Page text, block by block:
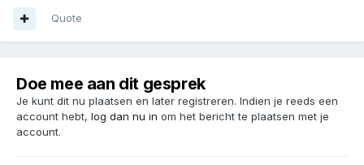
Quote
Doe mee aan dit gesprek
Je kunt dit nu plaatsen en later registreren. Indien je reeds een
account hebt, log dan nu in om het bericht te plaatsen met je
account.